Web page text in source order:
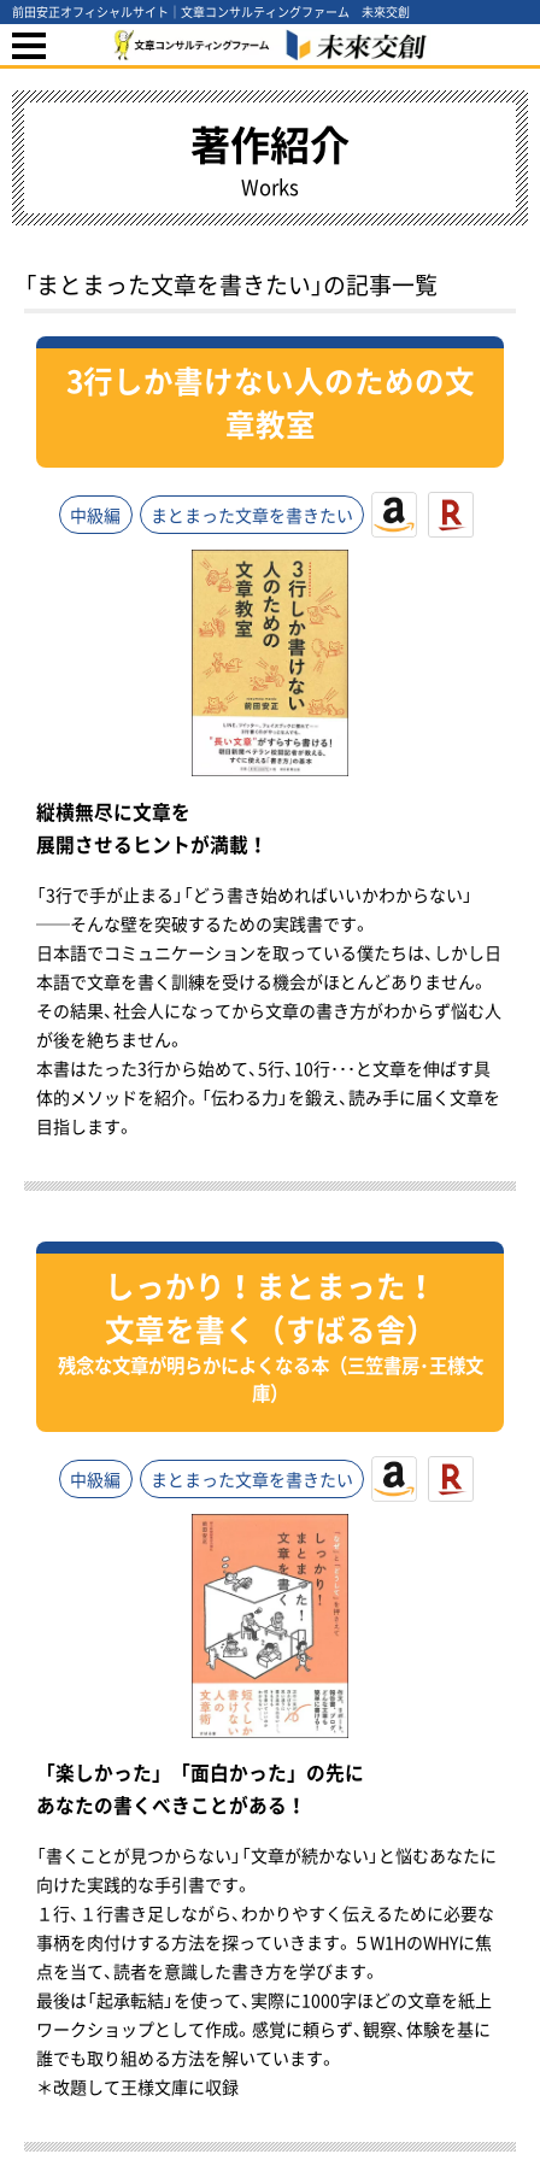
前田安正オフィシャルサイト｜文章コンサルティングファーム 未來交創
著作紹介
Works
「まとまった文章を書きたい」の記事一覧
3行しか書けない人のための文
章教室
中級編 まとまった文章を書きたい
縦横無尽に文章を
展開させるヒントが満載！
「3行で手が止まる」「どう書き始めればいいかわからない」
──そんな壁を突破するための実践書です。
日本語でコミュニケーションを取っている僕たちは、しかし日
本語で文章を書く訓練を受ける機会がほとんどありません。
その結果、社会人になってから文章の書き方がわからず悩む人
が後を絶ちません。
本書はたった3行から始めて、5行、10行･･･と文章を伸ばす具
体的メソッドを紹介。「伝わる力」を鍛え、読み手に届く文章を
目指します。
しっかり！まとまった！
文章を書く（すばる舎）
残念な文章が明らかによくなる本（三笠書房・王様文
庫）
中級編 まとまった文章を書きたい
「楽しかった」「面白かった」の先に
あなたの書くべきことがある！
「書くことが見つからない」「文章が続かない」と悩むあなたに
向けた実践的な手引書です。
１行、１行書き足しながら、わかりやすく伝えるために必要な
事柄を肉付けする方法を探っていきます。５W1HのWHYに焦
点を当て、読者を意識した書き方を学びます。
最後は「起承転結」を使って、実際に1000字ほどの文章を紙上
ワークショップとして作成。感覚に頼らず、観察、体験を基に
誰でも取り組める方法を解いています。
＊改題して王様文庫に収録